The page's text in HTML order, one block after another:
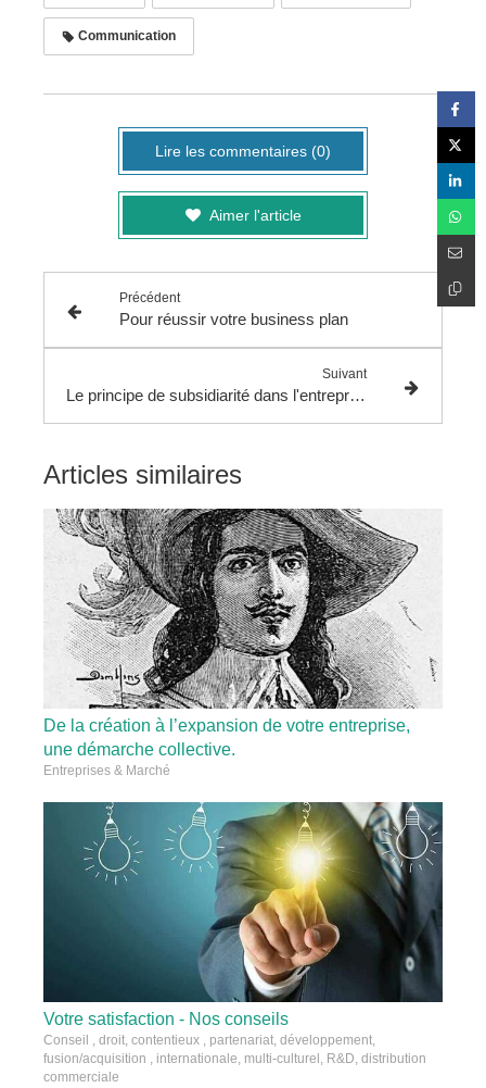
Communication
Lire les commentaires (0)
Aimer l'article
Précédent
Pour réussir votre business plan
Suivant
Le principe de subsidiarité dans l'entreprise
Articles similaires
De la création à l’expansion de votre entreprise,
une démarche collective.
Entreprises & Marché
Votre satisfaction - Nos conseils
Conseil , droit, contentieux , partenariat, développement,
fusion/acquisition , internationale, multi-culturel, R&D, distribution
commerciale